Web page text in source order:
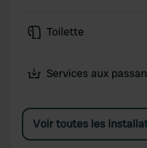
Toilette
Services aux
Voir toutes les